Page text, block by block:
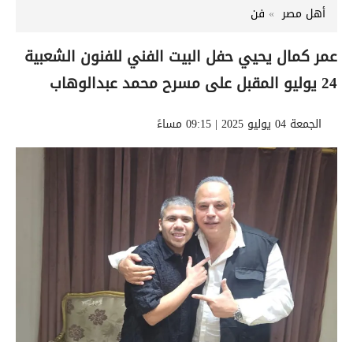
أهل مصر فن
عمر كمال يحيي حفل البيت الفني للفنون الشعبية
24 يوليو المقبل على مسرح محمد عبدالوهاب
الجمعة 04 يوليو 2025 | 09:15 مساءً